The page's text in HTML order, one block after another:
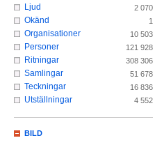
Ljud 2 070
Okänd 1
Organisationer 10 503
Personer 121 928
Ritningar 308 306
Samlingar 51 678
Teckningar 16 836
Utställningar 4 552
BILD